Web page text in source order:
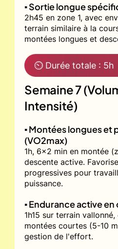
▪️ Sortie longue
2h45 en zone 1, avec
terrain similaire à la
montées longues et
⏲ Durée totale : 5h
Semaine 7
Intensité)
▪️ Montées longues et
(VO2max)
1h, 6x2 min en montée
descente active.
progressives pour
puissance.
▪️ Endurance active en
1h15 sur terrain
montées courtes (5-10
gestion de l'effort.